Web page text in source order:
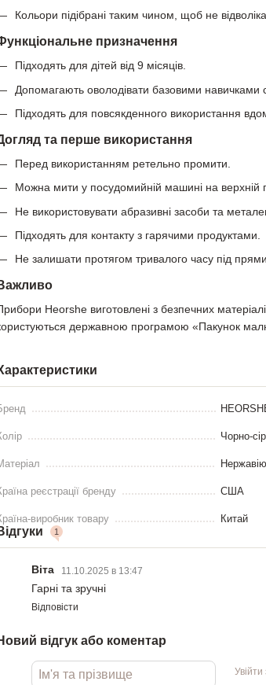
Кольори підібрані таким чином, щоб не
призначення
Підходять для дітей від 9 місяців.
Допомагають оволодівати базовими навичками
Підходять для повсякденного використання
та перше використання
Перед використанням ретельно промити.
Можна мити у посудомийній машині на верхній
Не використовувати абразивні засоби та
Підходять для контакту з гарячими продуктами.
Не залишати протягом тривалого часу під
Heorshe виготовлені з безпечних
державною програмою «Пакунок
Чорно-
реєстрації бренду США
виробник товару Китай
1
Віта 11.10.2025 в 13:47
Гарні та зручні
Відповісти
відгук або коментар